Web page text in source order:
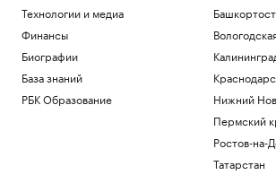
Технологии и медиа
Финансы
Биографии
База знаний
РБК Образование
Нижний
Пермский
Ростов-на-
Татарстан